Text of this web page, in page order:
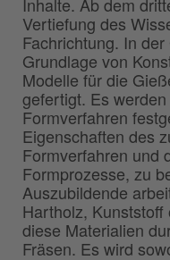
Vertiefung des
Fachrichtung. In
Grundlage von
Modelle für die
gefertigt. Es
Formverfahren
Eigenschaften des
Formverfahren und
Formprozesse, zu
Auszubildende
Hartholz,
diese Materialien
Fräsen. Es wird